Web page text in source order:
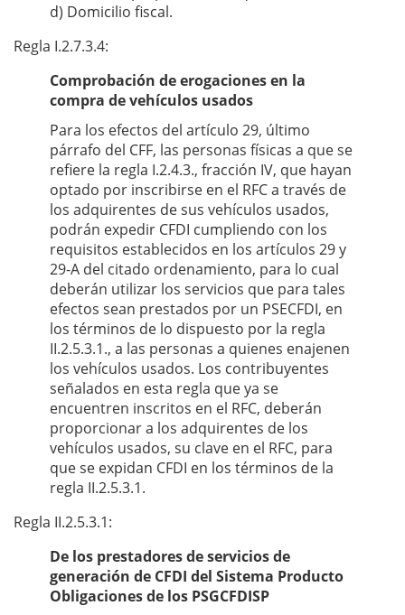
d) Domicilio fiscal.
Regla I.2.7.3.4:
Comprobación de erogaciones en la
compra de vehículos usados
Para los efectos del artículo 29, último
párrafo del CFF, las personas físicas a que se
refiere la regla I.2.4.3., fracción IV, que hayan
optado por inscribirse en el RFC a través de
los adquirentes de sus vehículos usados,
podrán expedir CFDI cumpliendo con los
requisitos establecidos en los artículos 29 y
29-A del citado ordenamiento, para lo cual
deberán utilizar los servicios que para tales
efectos sean prestados por un PSECFDI, en
los términos de lo dispuesto por la regla
II.2.5.3.1., a las personas a quienes enajenen
los vehículos usados. Los contribuyentes
señalados en esta regla que ya se
encuentren inscritos en el RFC, deberán
proporcionar a los adquirentes de los
vehículos usados, su clave en el RFC, para
que se expidan CFDI en los términos de la
regla II.2.5.3.1.
Regla II.2.5.3.1:
De los prestadores de servicios de
generación de CFDI del Sistema Producto
Obligaciones de los PSGCFDISP